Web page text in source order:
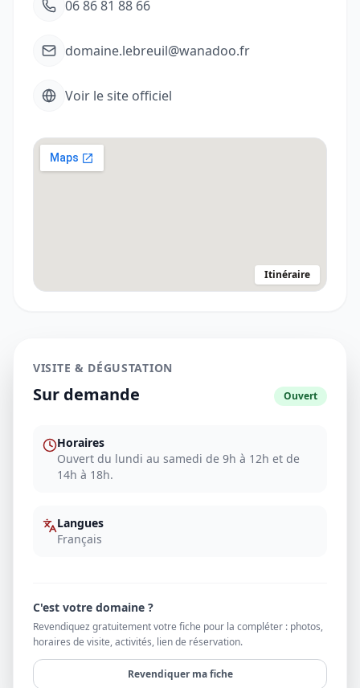
06 86 81 88 66
domaine.lebreuil@wanadoo.fr
Voir le site officiel
Itinéraire
VISITE & DÉGUSTATION
Sur demande Ouvert
Horaires
Ouvert du lundi au samedi de 9h à 12h et de
14h à 18h.
Langues
Français
C'est votre domaine ?
Revendiquez gratuitement votre fiche pour la compléter : photos,
horaires de visite, activités, lien de réservation.
Revendiquer ma fiche